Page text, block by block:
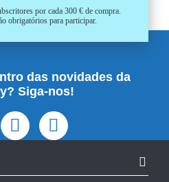
por cada 300 € de compra.
obrigatórios para participar.
das novidades da
Siga-nos!